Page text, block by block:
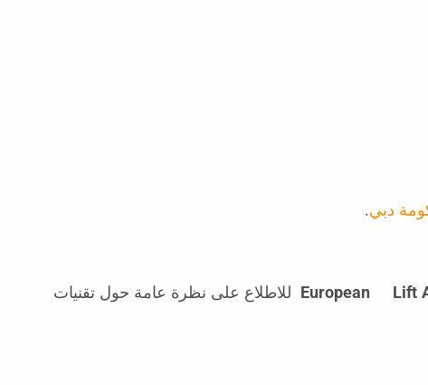
دبي.
European Lift
للاطلاع على نظرة عامة حول تقنيات